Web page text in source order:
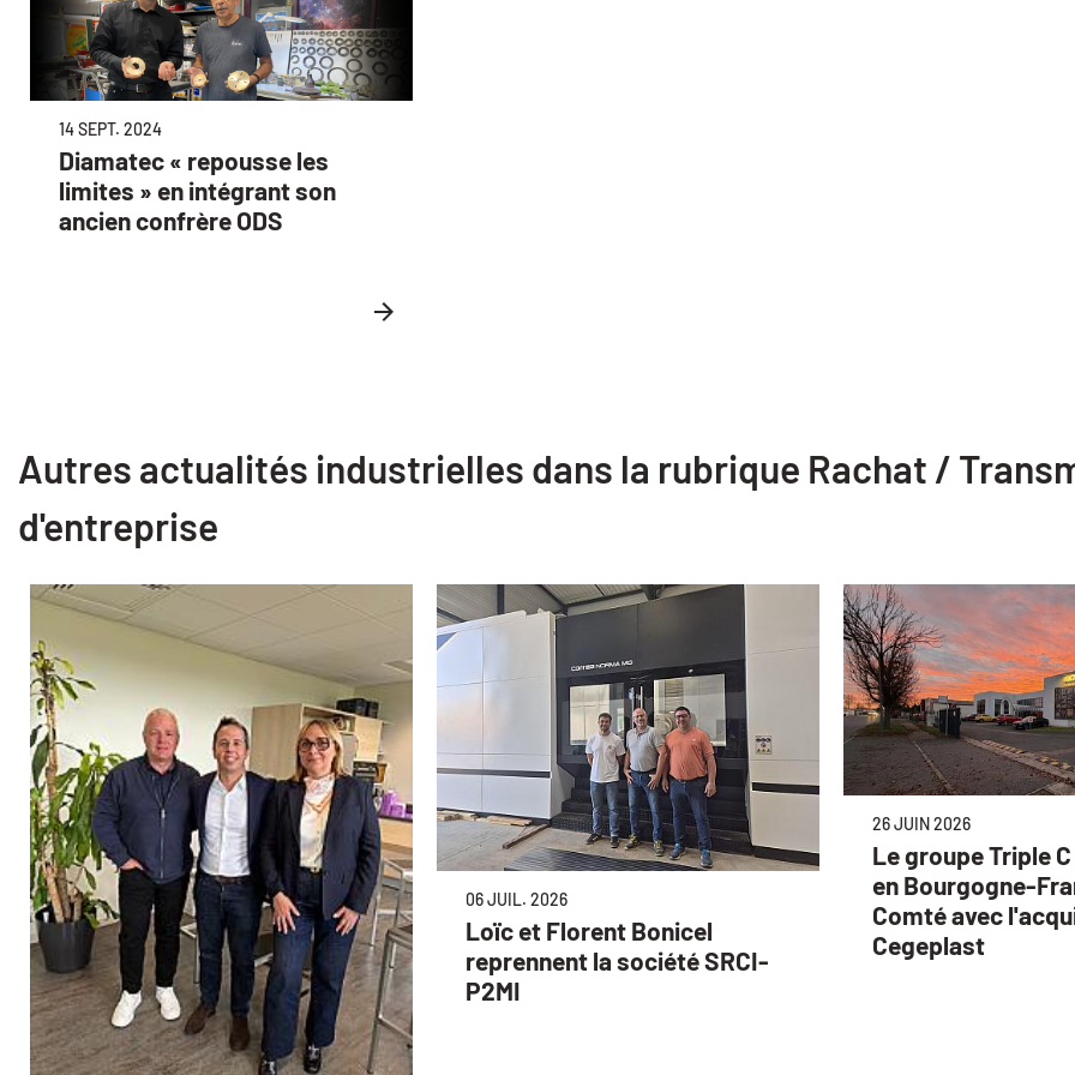
14 SEPT. 2024
Diamatec « repousse les
limites » en intégrant son
ancien confrère ODS
Autres actualités industrielles dans la rubrique Rachat /
d'entreprise
06 JUIL. 2026
Loïc et Florent Bonicel
reprennent la société SRCI-
P2MI
26 JUIN 2026
Le groupe Triple
en Bourgogne-
Comté avec
Cegeplast